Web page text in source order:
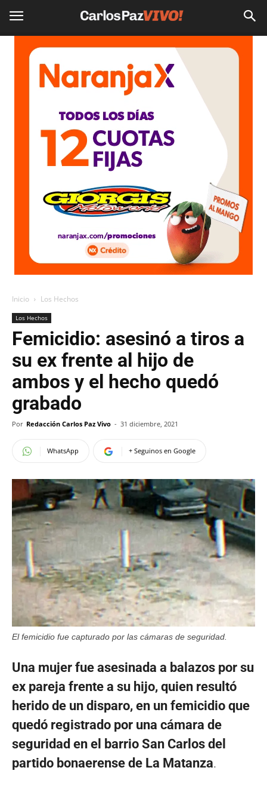
Inicio Los Hechos
Los Hechos
Femicidio: asesinó a tiros a
su ex frente al hijo de
ambos y el hecho quedó
grabado
Por Redacción Carlos Paz Vivo - 31 diciembre, 2021
WhatsApp + Seguinos en Google
El femicidio fue capturado por las cámaras de seguridad.
Una mujer fue asesinada a balazos por su
ex pareja frente a su hijo, quien resultó
herido de un disparo, en un femicidio que
quedó registrado por una cámara de
seguridad en el barrio San Carlos del
partido bonaerense de La Matanza.